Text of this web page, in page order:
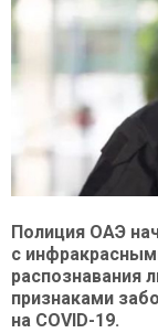
Полиция ОАЭ
c
распознавания
признаками
на COVID-19.